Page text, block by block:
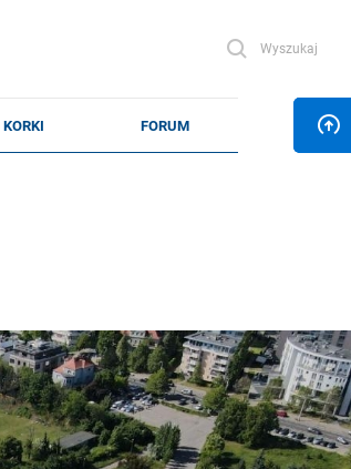
Wyszukaj